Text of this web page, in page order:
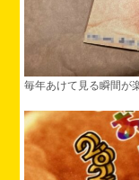
毎年あけて見る瞬間が